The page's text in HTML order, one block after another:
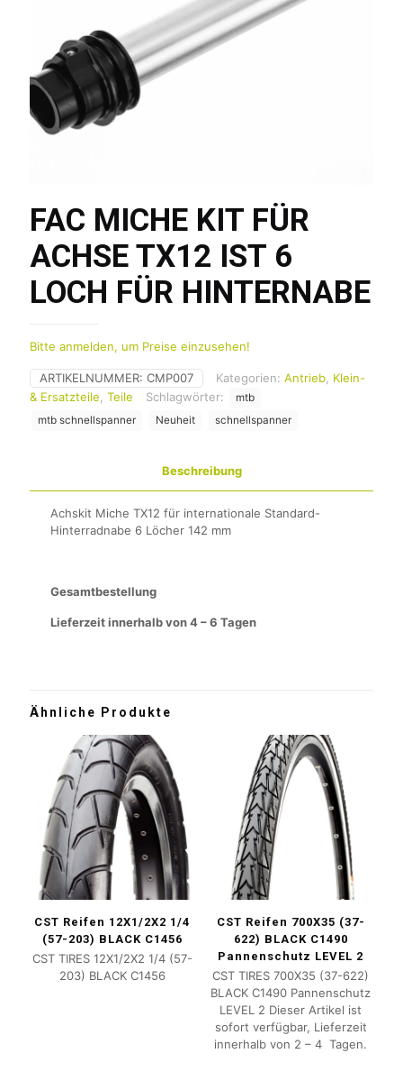
FAC MICHE KIT FÜR
ACHSE TX12 IST 6
LOCH FÜR HINTERNABE
Bitte anmelden, um Preise einzusehen!
ARTIKELNUMMER: CMP007 Kategorien: Antrieb Klein-
& Ersatzteile Teile Schlagwörter:
mtb
mtb schnellspanner
Neuheit schnellspanner
Beschreibung
Achskit Miche TX12 für internationale Standard-
Hinterradnabe 6 Löcher 142 mm
Gesamtbestellung
Lieferzeit innerhalb von 4 – 6 Tagen
Ähnliche Produkte
CST Reifen 12X1/2X2 1/4
(57-203) BLACK C1456
CST TIRES 12X1/2X2 1/4 (57-
203) BLACK C1456
CST Reifen 700X35 (37-
622) BLACK C1490
Pannenschutz LEVEL 2
CST TIRES 700X35 (37-622)
BLACK C1490 Pannenschutz
LEVEL 2 Dieser Artikel ist
sofort verfügbar, Lieferzeit
innerhalb von 2 – 4 Tagen.